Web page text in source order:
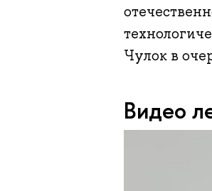
Чулок в
Видео